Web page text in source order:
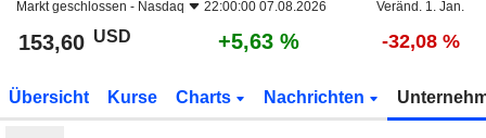
Markt geschlossen - Nasdaq 22:00:00 07.08.2026 Veränd. 1. Jan.
153,60 USD +5,63 % -32,08 %
Übersicht Kurse Charts Nachrichten